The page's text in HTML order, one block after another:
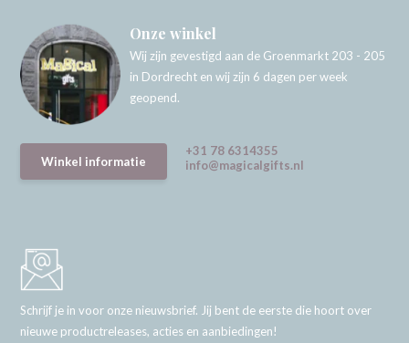
Onze winkel
Wij zijn gevestigd aan de Groenmarkt 203 - 205
in Dordrecht en wij zijn 6 dagen per week
geopend.
Winkel informatie
+31 78 6314355
info@magicalgifts.nl
Schrijf je in voor onze nieuwsbrief. Jij bent de eerste die hoort over
nieuwe productreleases, acties en aanbiedingen!